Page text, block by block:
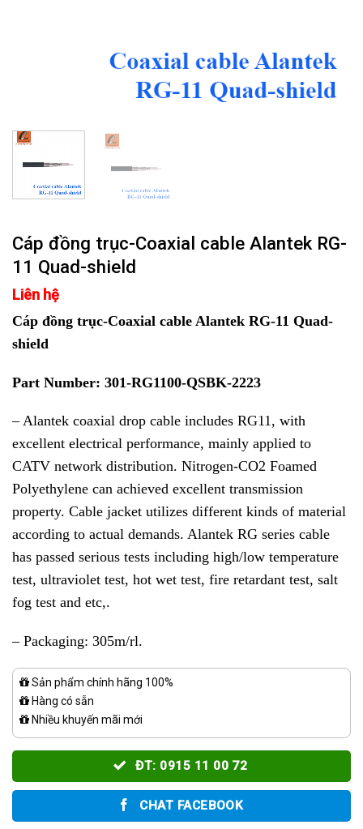
Cáp đồng trục-Coaxial cable Alantek RG-
11 Quad-shield
Liên hệ
Cáp đồng trục-Coaxial cable Alantek RG-11 Quad-
shield
Part Number: 301-RG1100-QSBK-2223
– Alantek coaxial drop cable includes RG11, with
excellent electrical performance, mainly applied to
CATV network distribution. Nitrogen-CO2 Foamed
Polyethylene can achieved excellent transmission
property. Cable jacket utilizes different kinds of material
according to actual demands. Alantek RG series cable
has passed serious tests including high/low temperature
test, ultraviolet test, hot wet test, fire retardant test, salt
fog test and etc,.
– Packaging: 305m/rl.
Sản phẩm chính hãng 100%
Hàng có sẵn
Nhiều khuyến mãi mới
ĐT: 0915 11 00 72
CHAT FACEBOOK